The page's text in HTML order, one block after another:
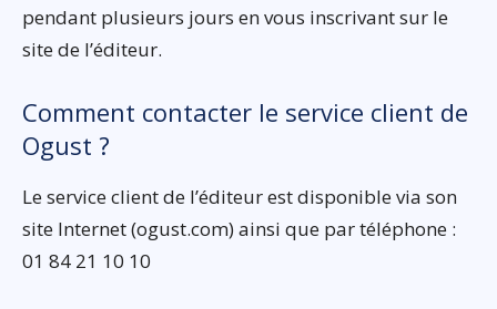
pendant plusieurs jours en vous inscrivant sur le
site de l’éditeur.
Comment contacter le service client de
Ogust ?
Le service client de l’éditeur est disponible via son
site Internet (ogust.com) ainsi que par téléphone :
01 84 21 10 10